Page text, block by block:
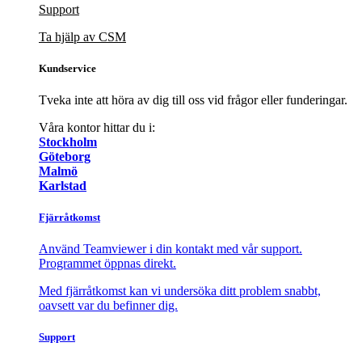
Support
Ta hjälp av CSM
Kundservice
Tveka inte att höra av dig till oss vid frågor eller funderingar.
Våra kontor hittar du i:
Stockholm
Göteborg
Malmö
Karlstad
Fjärråtkomst
Använd Teamviewer i din kontakt med vår support.
Programmet öppnas direkt.
Med fjärråtkomst kan vi undersöka ditt problem snabbt,
oavsett var du befinner dig.
Support